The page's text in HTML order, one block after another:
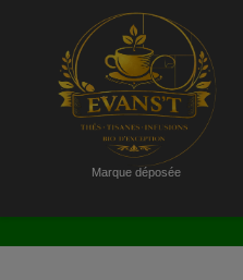
Marque déposée